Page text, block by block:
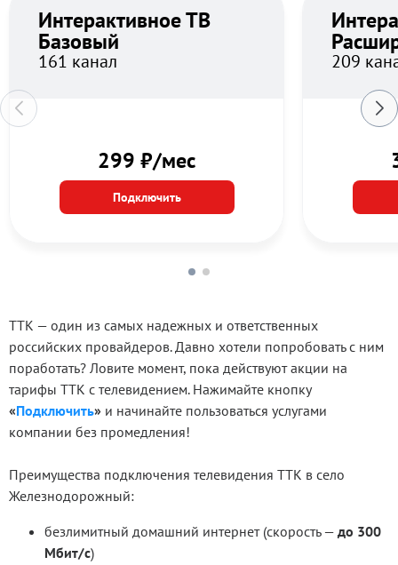
Интерактивное ТВ
Базовый
161 канал
299 ₽/мес
Подключить
209
ТТК — один из самых надежных и ответственных
российских провайдеров. Давно хотели попробовать с ним
поработать? Ловите момент, пока действуют акции на
тарифы ТТК с телевидением. Нажимайте кнопку
«Подключить» и начинайте пользоваться услугами
компании без промедления!
Преимущества подключения телевидения ТТК в село
Железнодорожный:
безлимитный домашний интернет (скорость — до 300
Мбит/с)